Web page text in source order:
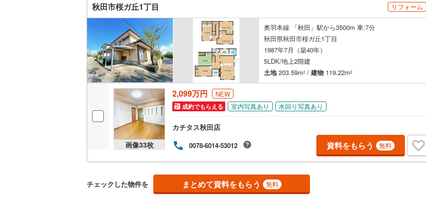
秋田市桜ガ丘1丁目 リフォーム
奥羽本線 「秋田」駅から3500m 車:7分
秋田県秋田市桜ガ丘1丁目
1987年7月（築40年）
5LDK/地上2階建
土地203.59m2 / 建物 119.22m2
画像33枚
2,099万円 NEW
成約でもらえる 室内写真あり 水回り写真あり
カチタス秋田店
0078-6014-53012 資料をもらう 無料
チェックした物件を まとめて資料をもらう 無料
該当物件0件 この条件で検索する
該当物件0件 この条件で検索する
該当物件0件 この条件で検索する
該当物件0件 この条件で検索する
該当物件0件 この条件で検索する
最寄りの駅が始発駅 0） 海まで2km以内（
配置、向き、建ち方、日当たり
前道6m以上（ 角地（1）
平坦地 （1）
LD
リビングダイニング15畳以上
（0）
独立型キッチン（0）
該当物件0件 この条件で検索する